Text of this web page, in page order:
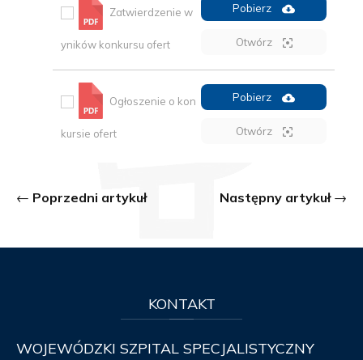
Zatwierdzenie w
yników konkursu ofert
Pobierz
Otwórz
Ogłoszenie o kon
kursie ofert
Pobierz
Otwórz
Poprzedni artykuł Następny artykuł
KONTAKT
WOJEWÓDZKI SZPITAL SPECJALISTYCZNY